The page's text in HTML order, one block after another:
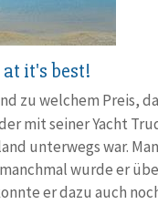
it's best!
zu welchem Preis,
mit seiner Yacht
unter­wegs war.
wurde er
er dazu auch